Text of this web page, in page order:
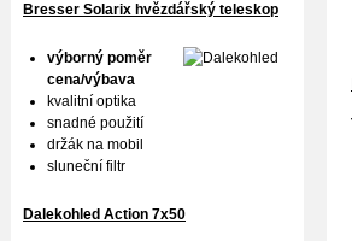
Bresser Solarix hvězdářský teleskop
výborný poměr
cena/výbava
kvalitní optika
snadné použití
držák na mobil
sluneční filtr
Dalekohled Action 7x50